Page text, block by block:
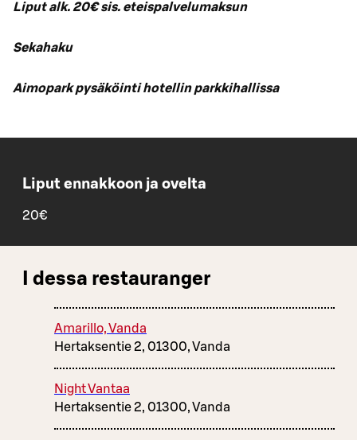
Liput alk. 20€ sis. eteispalvelumaksun
Sekahaku
Aimopark pysäköinti hotellin parkkihallissa
Liput ennakkoon ja ovelta
20€
I dessa restauranger
Amarillo, Vanda
Hertaksentie 2, 01300, Vanda
Night Vantaa
Hertaksentie 2, 01300, Vanda